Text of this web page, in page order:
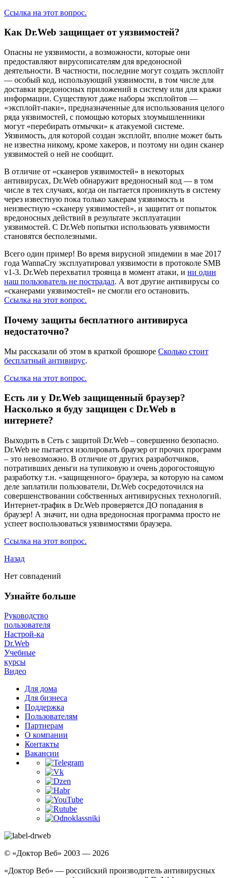
Ссылка на этот вопрос.
Как Dr.Web защищает от уязвимостей?
Опасны не уязвимости, а возможности, которые они
предоставляют вирусописателям для вредоносной
деятельности. В частности, последние могут создать эксплойт
— особый код, использующий уязвимости, в том числе для
доставки вредоносных приложений в систему или для кражи
информации. Существуют даже наборы эксплойтов —
«эксплойт-паки», предназначенные для использования целого
ряда уязвимостей, с помощью которых злоумышленники
могут «перебирать отмычки» к атакуемой системе.
Уязвимость, для которой создан эксплойт, вполне может быть
не известна никому, кроме хакеров, и поэтому ни один сканер
уязвимостей о ней не сообщит.
В отличие от «сканеров уязвимостей» в некоторых
антивирусах, Dr.Web обнаружит вредоносный код — в том
числе в тех случаях, когда он пытается проникнуть в систему
через известную пока только хакерам уязвимость и
неизвестную «сканеру уязвимостей», и защитит от попыток
вредоносных действий в результате эксплуатации
уязвимостей. С Dr.Web попытки использовать уязвимости
становятся бесполезными.
Всего один пример! Во время вирусной эпидемии в мае 2017
года WannaCry эксплуатировал уязвимости в протоколе SMB
v1-3. Dr.Web перехватил троянца в момент атаки, и ни один
наш пользователь не пострадал. А вот другие антивирусы со
«сканерами уязвимостей» не смогли его остановить.
Ссылка на этот вопрос.
Почему защиты бесплатного антивируса
недостаточно?
Мы рассказали об этом в краткой брошюре Сколько стоит
бесплатный антивирус.
Ссылка на этот вопрос.
Есть ли у Dr.Web защищенный браузер?
Насколько я буду защищен с Dr.Web в
интернете?
Выходить в Сеть с защитой Dr.Web – совершенно безопасно.
Dr.Web не пытается изолировать браузер от прочих программ
– это невозможно. В отличие от других разработчиков,
потративших деньги на тупиковую и очень дорогостоящую
разработку т.н. «защищенного» браузера, за которую на самом
деле заплатили пользователи, Dr.Web сосредоточился на
совершенствовании собственных антивирусных технологий.
Интернет-трафик в Dr.Web проверяется ДО попадания в
браузер! А значит, ни одна вредоносная программа просто не
успеет воспользоваться уязвимостями браузера.
Ссылка на этот вопрос.
Назад
Нет совпадений
Узнайте больше
Руководство
пользователя
Настрой-ка
Dr.Web
Учебные
курсы
Видео
Для дома
Для бизнеса
Поддержка
Пользователям
Партнерам
О компании
Контакты
Вакансии
© «Доктор Веб» 2003 — 2026
«Доктор Веб» — российский производитель антивирусных